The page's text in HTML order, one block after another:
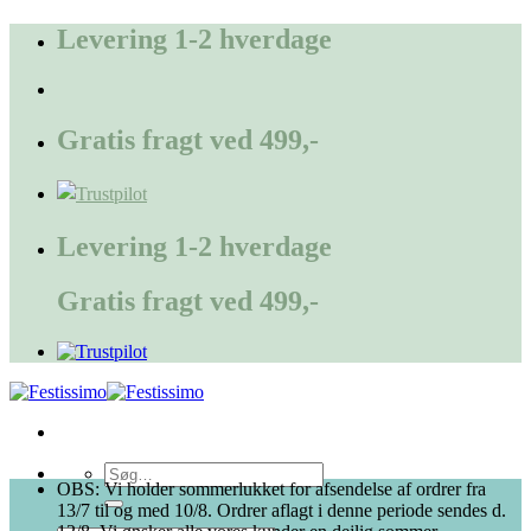
FortsætLevering 1-2 hverdage
Gratis fragt ved 499,-
Levering 1-2 hverdage
Gratis fragt ved 499,-
Søg
efter:
OBS: Vi holder sommerlukket for afsendelse af ordrer fra
13/7 til og med 10/8. Ordrer aflagt i denne periode sendes d.